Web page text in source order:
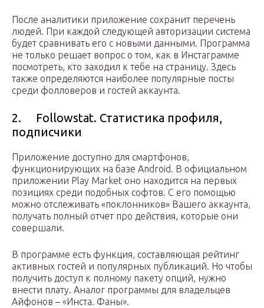
После аналитики приложение сохранит перечень
людей. При каждой следующей авторизации система
будет сравнивать его с новыми данными. Программа
не только решает вопрос о том, как в Инстаграмме
посмотреть, кто заходил к тебе на страницу. Здесь
также определяются наиболее популярные посты
среди фолловеров и гостей аккаунта.
2. Followstat. Статистика профиля,
подписчики
Приложение доступно для смартфонов,
функционирующих на базе Android. В официальном
приложении Play Market оно находится на первых
позициях среди подобных софтов. С его помощью
можно отслеживать «поклонников» Вашего аккаунта,
получать полный отчет про действия, которые они
совершали.
В программе есть функция, составляющая рейтинг
активных гостей и популярных публикаций. Но чтобы
получить доступ к полному пакету опций, нужно
внести плату. Аналог программы для владельцев
Айфонов – «Инста. Фаны».